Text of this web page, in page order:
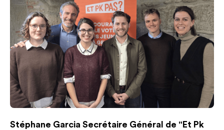
Stéphane Garcia Secrétaire Général de "Et Pk